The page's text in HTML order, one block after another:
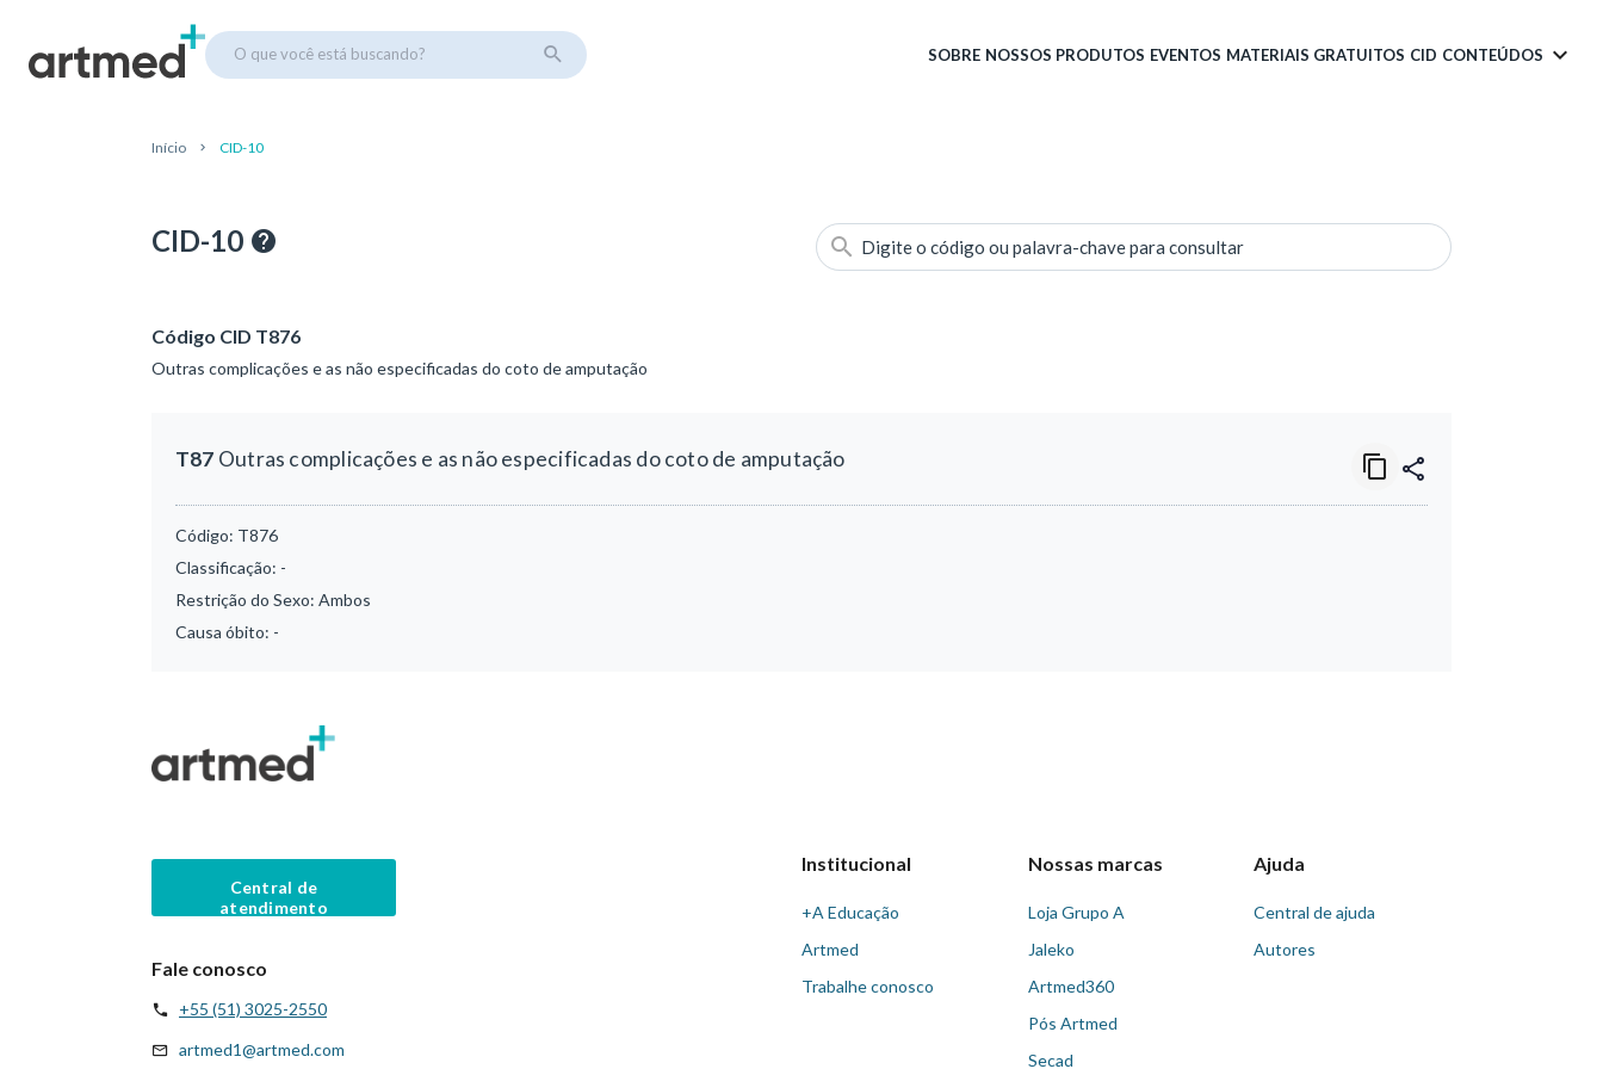
O que você está buscando? SOBRE NOSSOS PRODUTOS EVENTOS MATERIAIS GRATUITOS CID CONTEÚDOS
Início CID-10
CID-10 Digite o código ou palavra-chave para consultar
Código CID T876
Outras complicações e as não especificadas do coto de amputação
T87 Outras complicações e as não especificadas do coto de amputação
Código: T876
Classificação: -
Restrição do Sexo: Ambos
Causa óbito: -
Central de
atendimento
Fale conosco
+55 (51) 3025-2550
artmed1@artmed.com
Institucional
+A Educação
Artmed
Trabalhe conosco
Nossas marcas
Loja Grupo A
Jaleko
Artmed360
Pós Artmed
Secad
Ajuda
Central de ajuda
Autores